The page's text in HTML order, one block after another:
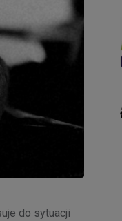
do sytuacji